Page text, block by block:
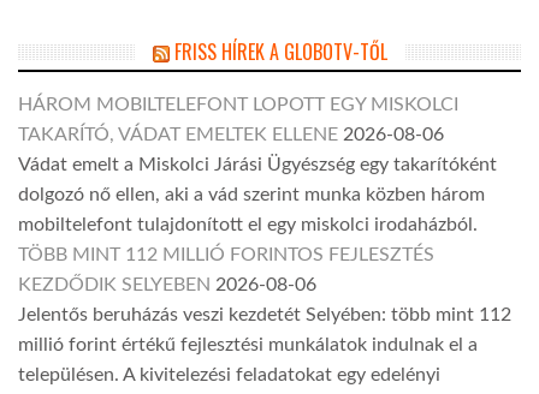
FRISS HÍREK A GLOBOTV-TŐL
HÁROM MOBILTELEFONT LOPOTT EGY MISKOLCI
TAKARÍTÓ, VÁDAT EMELTEK ELLENE 2026-08-06
Vádat emelt a Miskolci Járási Ügyészség egy takarítóként
dolgozó nő ellen, aki a vád szerint munka közben három
mobiltelefont tulajdonított el egy miskolci irodaházból.
TÖBB MINT 112 MILLIÓ FORINTOS FEJLESZTÉS
KEZDŐDIK SELYEBEN 2026-08-06
Jelentős beruházás veszi kezdetét Selyében: több mint 112
millió forint értékű fejlesztési munkálatok indulnak el a
településen. A kivitelezési feladatokat egy edelényi